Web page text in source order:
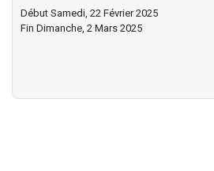
Début Samedi, 22 Février 2025
Fin Dimanche, 2 Mars 2025